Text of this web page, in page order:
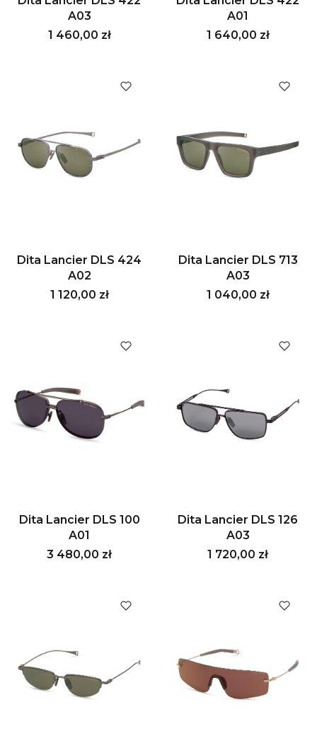
A03
Cena
1 460,00 zł
A01
Cena
1 640,00 zł
Dita Lancier DLS 424
A02
Cena
1 120,00 zł
Dita Lancier DLS 713
A03
Cena
1 040,00 zł
Dita Lancier DLS 100
A01
Cena
3 480,00 zł
Dita Lancier DLS 126
A03
Cena
1 720,00 zł